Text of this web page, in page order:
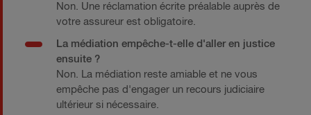
Non. Une réclamation écrite préalable auprès de
votre assureur est obligatoire.
La médiation empêche-t-elle d'aller en justice
ensuite ?
Non. La médiation reste amiable et ne vous
empêche pas d'engager un recours judiciaire
ultérieur si nécessaire.